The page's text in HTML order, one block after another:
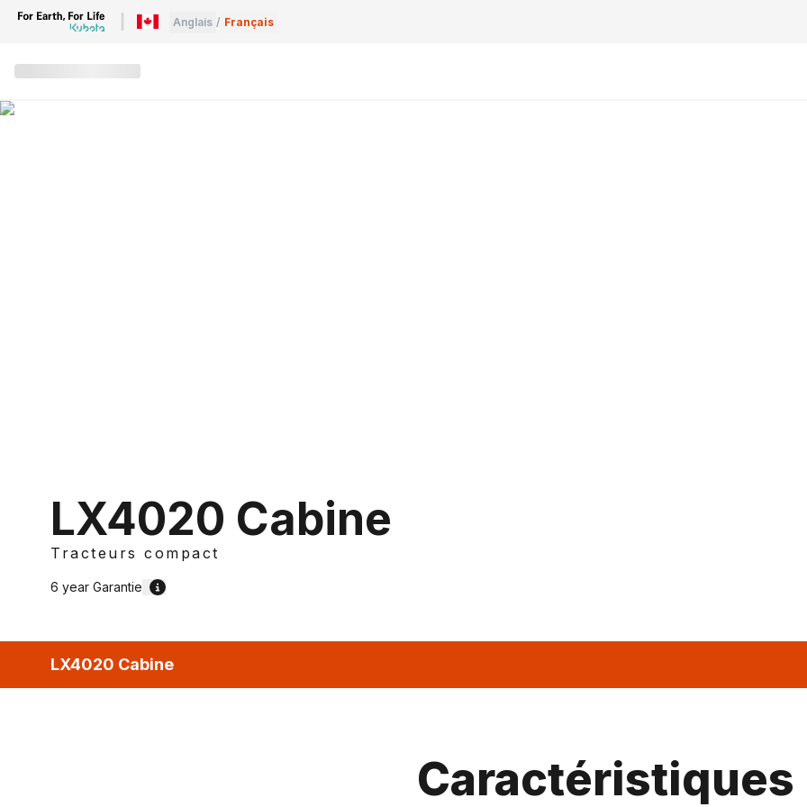
Anglais / Français
LX4020 Cabine
Tracteurs compact
6 year Garantie
LX4020 Cabine
Caractéristiques